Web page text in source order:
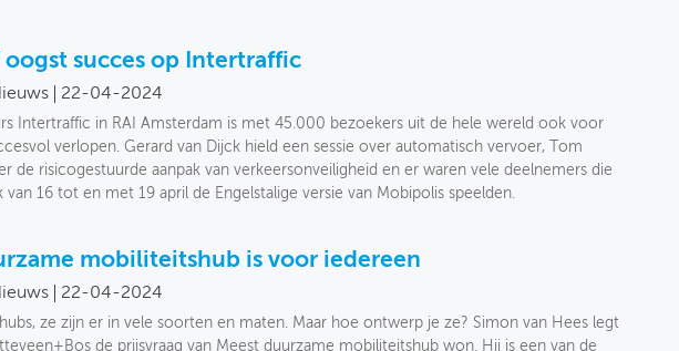
oogst succes op Intertraffic
22-04-2024
Intertraffic in RAI Amsterdam is met 45.000 bezoekers uit de hele wereld ook voor
verlopen. Gerard van Dijck hield een sessie over automatisch vervoer, Tom
de risicogestuurde aanpak van verkeersonveiligheid en er waren vele deelnemers die
van 16 tot en met 19 april de Engelstalige versie van Mobipolis speelden.
mobiliteitshub is voor iedereen
22-04-2024
ze zijn er in vele soorten en maten. Maar hoe ontwerp je ze? Simon van Hees legt
de prijsvraag van Meest duurzame mobiliteitshub won. Hij is een van de